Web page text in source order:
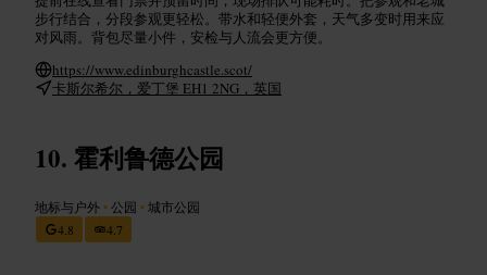
步行结合，分段参观更轻松。带水和轻便外套，天气多变时用来应
对风雨。背包尽量小件，安检与人流会更方便。
https://www.edinburghcastle.scot/
卡斯尔希尔，爱丁堡 EH1 2NG，英国
霍利鲁德公园
地标与户外 •公园 •城市公园
4.8
4.7